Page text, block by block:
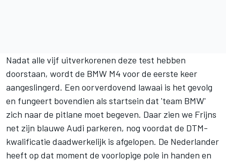
Nadat alle vijf uitverkorenen deze test hebben
doorstaan, wordt de BMW M4 voor de eerste keer
aangeslingerd. Een oorverdovend lawaai is het gevolg
en fungeert bovendien als startsein dat 'team BMW'
zich naar de pitlane moet begeven. Daar zien we Frijns
net zijn blauwe Audi parkeren, nog voordat de DTM-
kwalificatie daadwerkelijk is afgelopen. De Nederlander
heeft op dat moment de voorlopige pole in handen en